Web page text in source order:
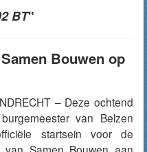
BT"
Bouwen op
– Deze ochtend
van Belzen
startsein voor de